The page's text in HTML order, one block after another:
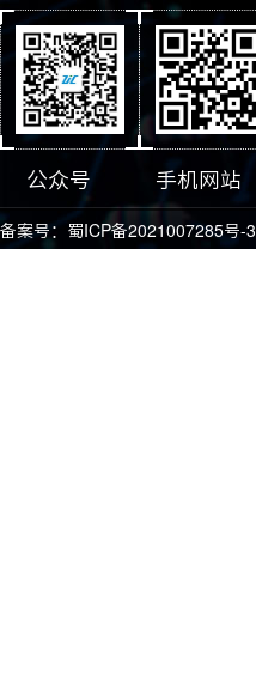
公众号 手机网站
备案号： 蜀ICP备2021007285号-3